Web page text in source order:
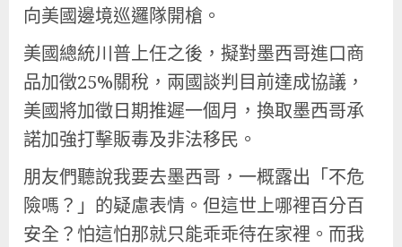
向美國邊境巡邏隊開槍。
美國總統川普上任之後，擬對墨西哥進口商
品加徵25%關稅，兩國談判目前達成協議，
美國將加徵日期推遲一個月，換取墨西哥承
諾加強打擊販毒及非法移民。
朋友們聽說我要去墨西哥，一概露出「不危
險嗎？」的疑慮表情。但這世上哪裡百分百
安全？怕這怕那就只能乖乖待在家裡。而我